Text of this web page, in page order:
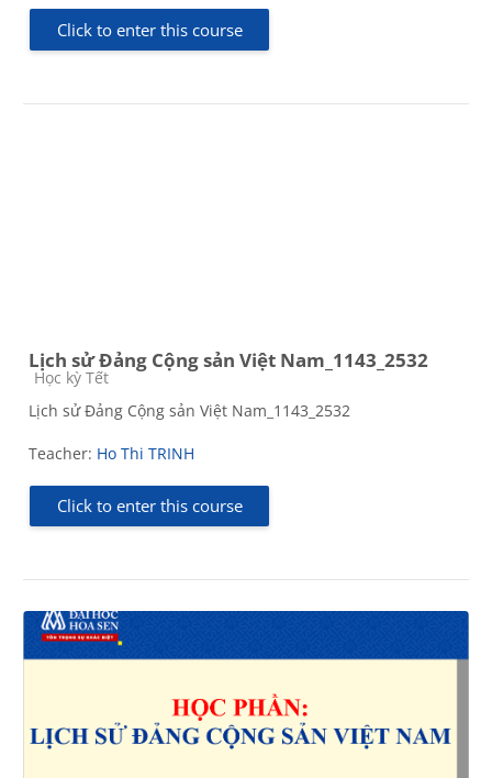
Click to enter this course
Lịch sử Đảng Cộng sản Việt Nam_1143_2532
Course category
Học kỳ Tết
Lịch sử Đảng Cộng sản Việt Nam_1143_2532
Teacher: Ho Thi TRINH
Click to enter this course